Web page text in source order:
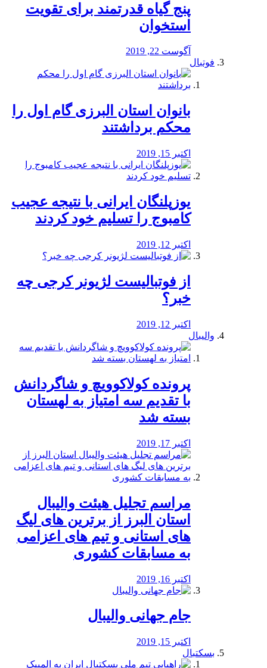
پنج گیاه قدرتمند برای تقویت
استخوان
آگوست 22, 2019
فوتبال
بانوان استان البرزی گام اول را
محكم برداشتند
اکتبر 15, 2019
یوزپلنگان ایرانی با نتیجه عجیب
کامبوج را تسلیم خود کردند
اکتبر 12, 2019
از فوتبالیست لژیونر کرجی چه
خبر؟
اکتبر 12, 2019
والیبال
پرونده کولاکوویچ و شاگردانش
با تقدیم سه امتیاز به لهستان
بسته شد
اکتبر 17, 2019
مراسم تجلیل هیئت والیبال
استان البرز از برترین های لیگ
های استانی و تیم های اعزامی
به مسابقات کشوری
اکتبر 16, 2019
جام جهانی والیبال
اکتبر 15, 2019
بسکتبال